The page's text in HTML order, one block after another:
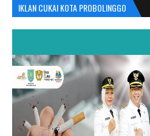
IKLAN CUKAI KOTA PROBOLINGGO